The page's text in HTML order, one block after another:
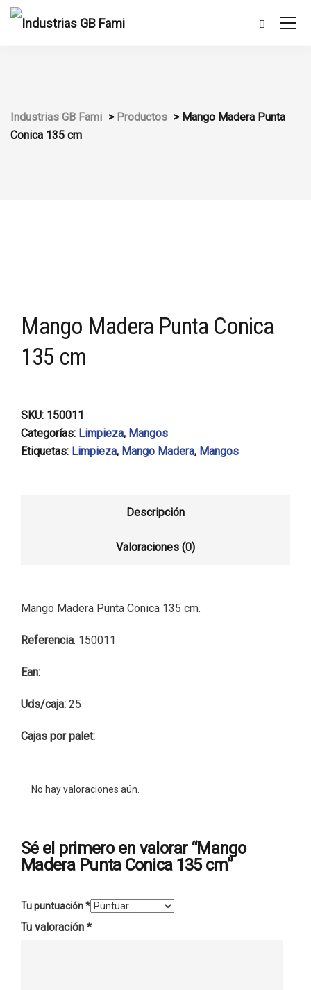
Industrias GB Fami > Productos > Mango Madera Punta
Conica 135 cm
Mango Madera Punta Conica
135 cm
SKU: 150011
Categorías: Limpieza, Mangos
Etiquetas: Limpieza, Mango Madera, Mangos
Descripción
Valoraciones (0)
Mango Madera Punta Conica 135 cm.
Referencia: 150011
Ean:
Uds/caja: 25
Cajas por palet:
No hay valoraciones aún.
Sé el primero en valorar “Mango
Madera Punta Conica 135 cm”
Tu puntuación*
Tu valoración *